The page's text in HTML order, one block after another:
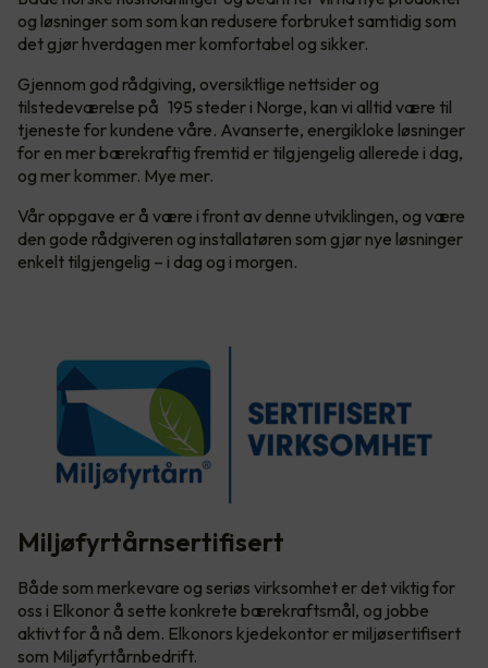
og løsninger som som kan redusere forbruket samtidig som
det gjør hverdagen mer komfortabel og sikker.
Gjennom god rådgiving, oversiktlige nettsider og
tilstedeværelse på 195 steder i Norge, kan vi alltid være til
tjeneste for kundene våre. Avanserte, energikloke løsninger
for en mer bærekraftig fremtid er tilgjengelig allerede i dag,
og mer kommer. Mye mer.
Vår oppgave er å være i front av denne utviklingen, og være
den gode rådgiveren og installatøren som gjør nye løsninger
enkelt tilgjengelig – i dag og i morgen.
Miljøfyrtårnsertifisert
Både som merkevare og seriøs virksomhet er det viktig for
oss i Elkonor å sette konkrete bærekraftsmål, og jobbe
aktivt for å nå dem. Elkonors kjedekontor er miljøsertifisert
som Miljøfyrtårnbedrift.